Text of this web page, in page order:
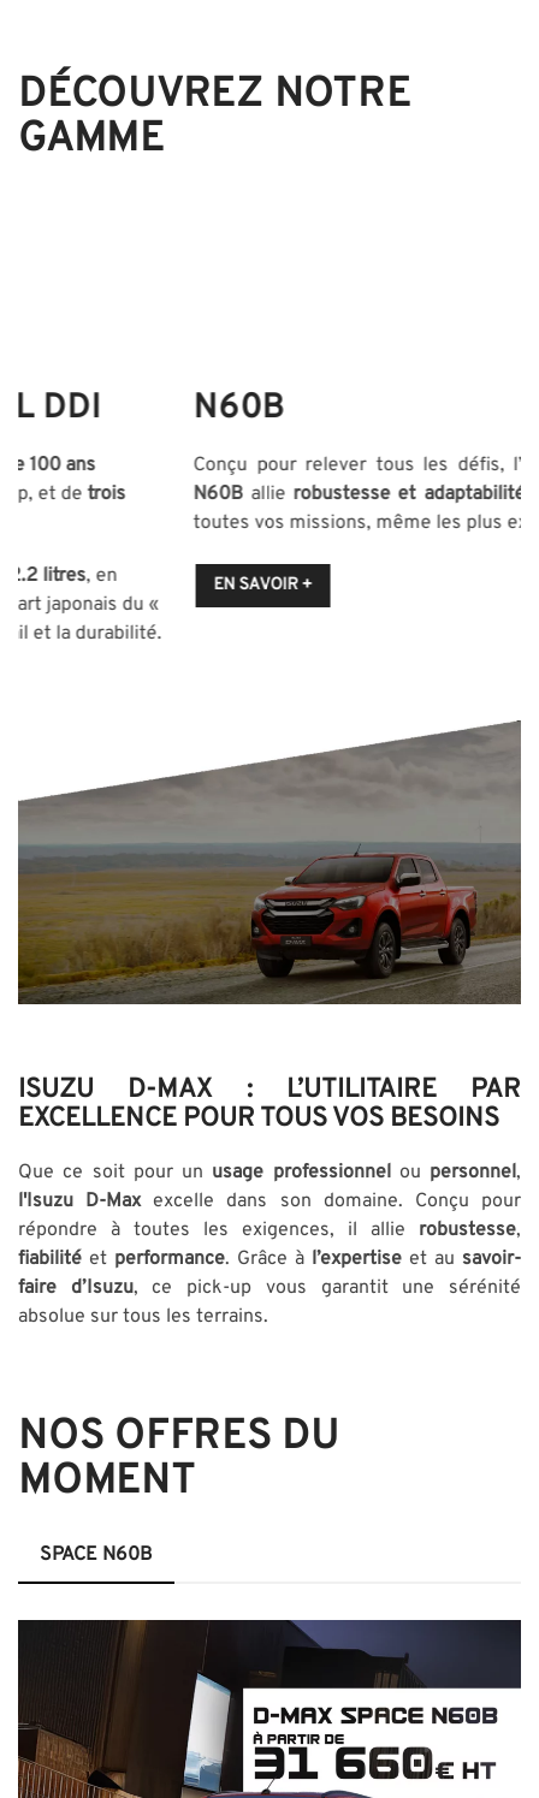
DÉCOUVREZ NOTRE
GAMME
N60B
Conçu pour relever tous les défis, l’Isuzu D-Max Space
N60Ballierobustesse et adaptabilitépour exceller dans
toutes vos missions, même les plus exigeantes.
EN SAVOIR +
ISUZU D-MAX : L’UTILITAIRE PAR
EXCELLENCE POUR TOUS VOS BESOINS
Que ce soit pour un usage professionnelou personnel,
l'Isuzu D-Maxexcelle dans son domaine. Conçu pour
répondre à toutes les exigences, il allie robustesse,
fiabilité et performance. Grâce à l’expertise et au savoir-
faire d’Isuzu, ce pick-up vous garantit une sérénité
absolue sur tous les terrains.
NOS OFFRES DU
MOMENT
SPACE N60B